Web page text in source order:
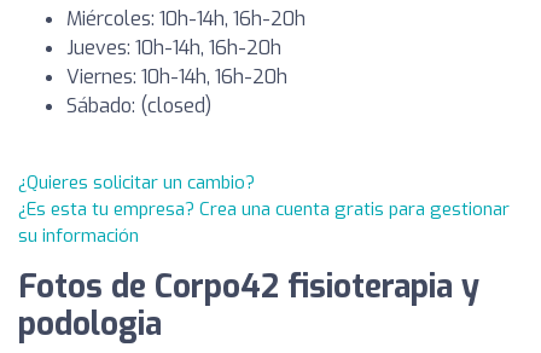
Miércoles: 10h-14h, 16h-20h
Jueves: 10h-14h, 16h-20h
Viernes: 10h-14h, 16h-20h
Sábado: (closed)
¿Quieres solicitar un cambio?
¿Es esta tu empresa? Crea una cuenta gratis para gestionar
su información
Fotos de Corpo42 fisioterapia y
podologia